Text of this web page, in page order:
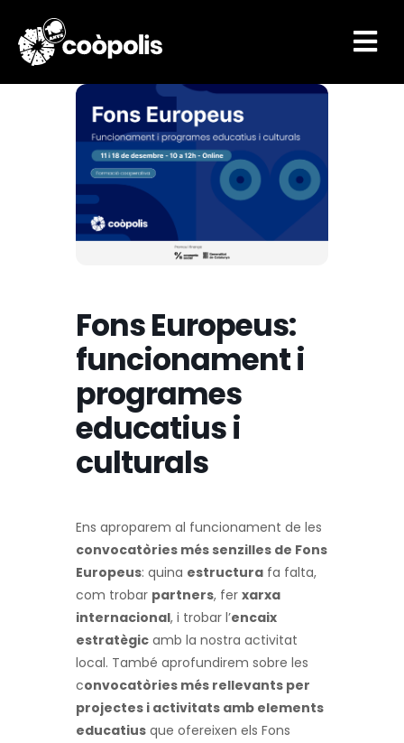

Fons Europeus:
funcionament i
programes
educatius i
culturals
Ens aproparem al funcionament de les
convocatòries més senzilles de Fons
Europeus: quina estructura fa falta,
com trobar partners, fer xarxa
internacional, i trobar l’encaix
estratègic amb la nostra activitat
local. També aprofundirem sobre les
convocatòries més rellevants per
projectes i activitats amb elements
educatius que ofereixen els Fons